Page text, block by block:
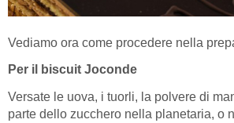
Vediamo ora come procedere nella
Per il biscuit Joconde
Versate le uova, i tuorli, la polvere di
parte dello zucchero nella planetaria, o